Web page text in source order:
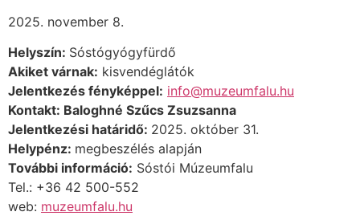
2025. november 8.
Helyszín: Sóstógyógyfürdő
Akiket várnak: kisvendéglátók
Jelentkezés fényképpel: info@muzeumfalu.hu
Kontakt: Baloghné Szűcs Zsuzsanna
Jelentkezési határidő: 2025. október 31.
Helypénz: megbeszélés alapján
További információ: Sóstói Múzeumfalu
Tel.: +36 42 500-552
web: muzeumfalu.hu